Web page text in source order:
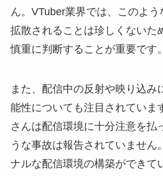
ん。VTuber業界では、このよ
拡散されることは珍しくないた
慎重に判断することが重要です。
また、配信中の反射や映り込み
能性についても注目されていま
さんは配信環境に十分注意を払
うな事故は報告されていません
ナルな配信環境の構築ができて